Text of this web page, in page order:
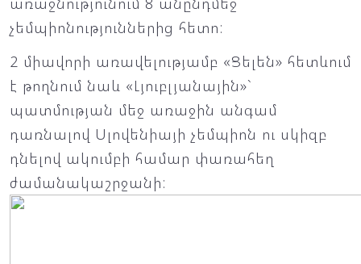
չեմպիոնություններից հետո:
2 միավորի առավելությամբ «Ցելեն» հետևում
է թողնում նաև «Լյուբլյանային»`
պատմության մեջ առաջին անգամ
դառնալով Սլովենիայի չեմպիոն ու սկիզբ
դնելով ակումբի համար փառահեղ
ժամանակաշրջանի: